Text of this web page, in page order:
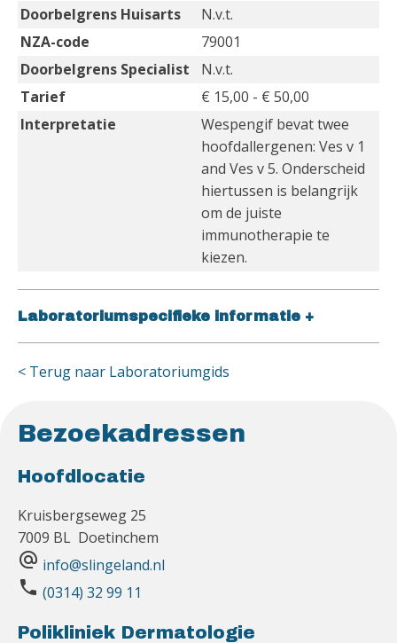
Doorbelgrens Huisarts
N.v.t.
NZA-code
79001
Doorbelgrens Specialist
N.v.t.
Tarief
€ 15,00 - € 50,00
Interpretatie
Wespengif bevat twee
hoofdallergenen: Ves v 1
and Ves v 5. Onderscheid
hiertussen is belangrijk
om de juiste
immunotherapie te
kiezen.
Laboratoriumspecifieke informatie +
< Terug naar Laboratoriumgids
Bezoekadressen
Hoofdlocatie
Kruisbergseweg 25
7009 BL Doetinchem
alternate_email info@slingeland.nl
phone (0314) 32 99 11
Polikliniek Dermatologie